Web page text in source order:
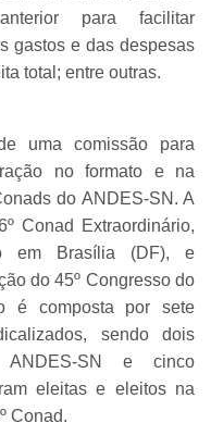
para facilitar
gastos e das despesas
total; entre outras.
uma comissão para
no formato e na
do ANDES-SN. A
Conad Extraordinário,
em Brasília (DF), e
do 45º Congresso do
é composta por sete
sendo dois
SN e cinco
eleitas e eleitos na
Conad.